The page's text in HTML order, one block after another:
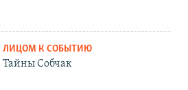
ЛИЦОМ К СОБЫТИЮ
Тайны Собчак